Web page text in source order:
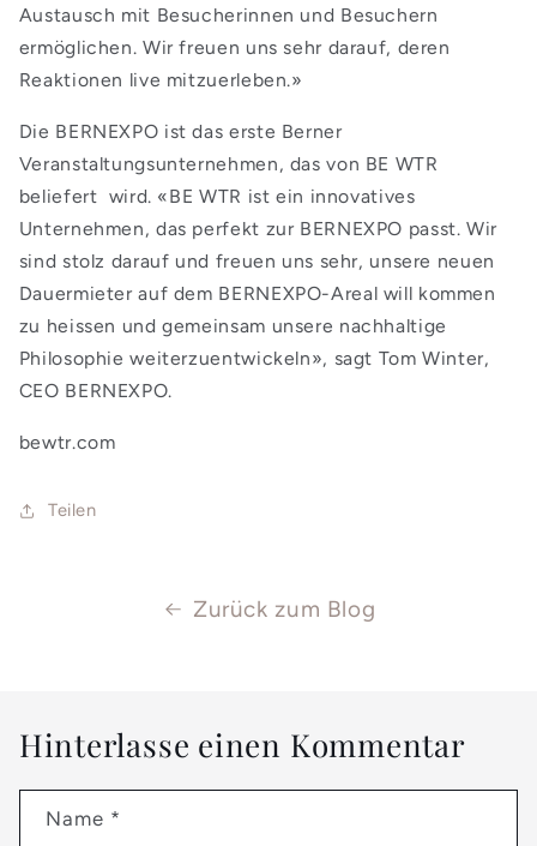
Austausch mit Besucherinnen und Besuchern
ermöglichen. Wir freuen uns sehr darauf, deren
Reaktionen live mitzuerleben.»
Die BERNEXPO ist das erste Berner
Veranstaltungsunternehmen, das von BE WTR
beliefert wird. «BE WTR ist ein innovatives
Unternehmen, das perfekt zur BERNEXPO passt. Wir
sind stolz darauf und freuen uns sehr, unsere neuen
Dauermieter auf dem BERNEXPO-Areal will kommen
zu heissen und gemeinsam unsere nachhaltige
Philosophie weiterzuentwickeln», sagt Tom Winter,
CEO BERNEXPO.
bewtr.com
Teilen
Zurück zum Blog
Hinterlasse einen Kommentar
Name *